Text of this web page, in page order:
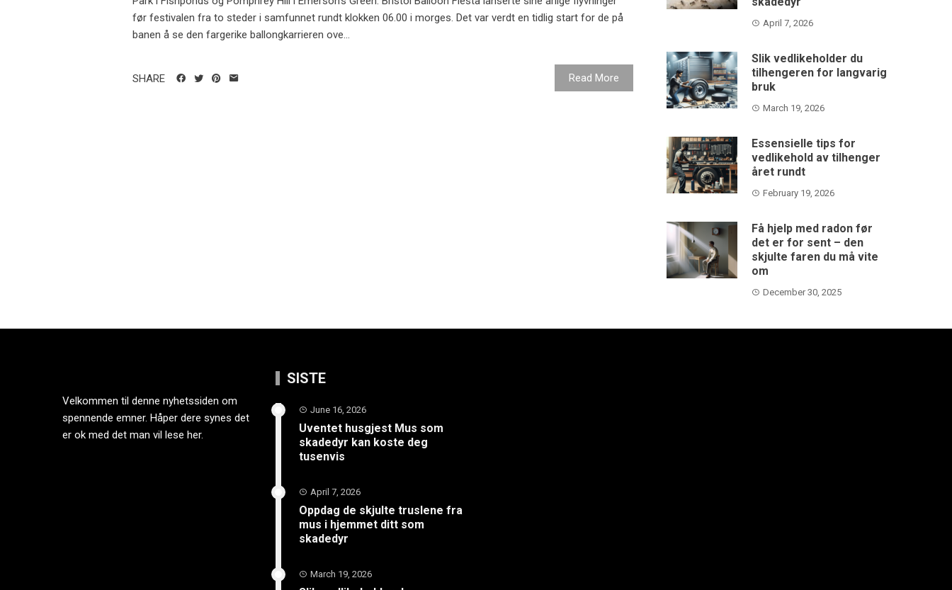
før festivalen fra to steder i samfunnet rundt klokken 06.00 i morges. Det var verdt en tidlig start for de på
banen å se den fargerike ballongkarrieren ove...
Read More
SHARE
April 7, 2026
Slik vedlikeholder du
tilhengeren for langvarig
bruk
March 19, 2026
Essensielle tips for
vedlikehold av tilhenger
året rundt
February 19, 2026
Få hjelp med radon før
det er for sent – den
skjulte faren du må vite
om
December 30, 2025
Velkommen til denne nyhetssiden om
spennende emner. Håper dere synes det
er ok med det man vil lese her.
SISTE
June 16, 2026
Uventet husgjest Mus som
skadedyr kan koste deg
tusenvis
April 7, 2026
Oppdag de skjulte truslene fra
mus i hjemmet ditt som
skadedyr
March 19, 2026